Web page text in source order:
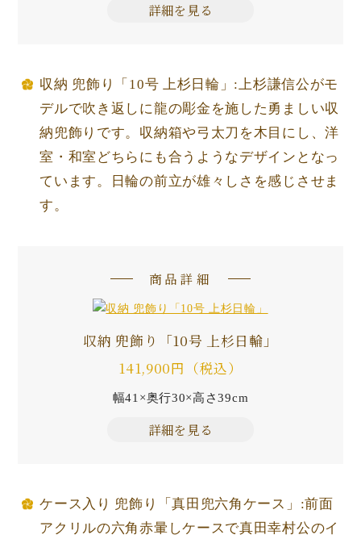
詳細を見る
収納 兜飾り「10号 上杉日輪」:上杉謙信公がモ
デルで吹き返しに龍の彫金を施した勇ましい収
納兜飾りです。収納箱や弓太刀を木目にし、洋
室・和室どちらにも合うようなデザインとなっ
ています。日輪の前立が雄々しさを感じさせま
す。
商品詳細
収納 兜飾り「10号 上杉日輪」
141,900円（税込）
幅41×奥行30×高さ39cm
詳細を見る
ケース入り 兜飾り「真田兜六角ケース」:前面
アクリルの六角赤暈しケースで真田幸村公のイ